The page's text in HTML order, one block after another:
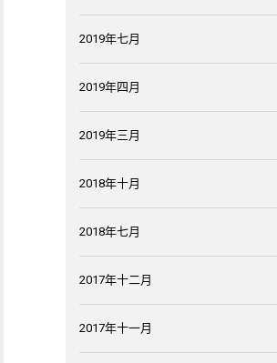
2019年七月
2019年四月
2019年三月
2018年十月
2018年七月
2017年十二月
2017年十一月